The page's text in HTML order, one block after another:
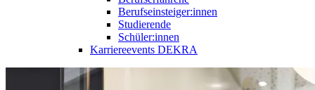
Berufseinsteiger:innen
Studierende
Schüler:innen
Karriereevents DEKRA